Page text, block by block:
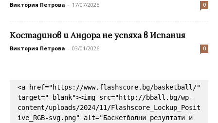
Виктория Петрова - 17/07/2025 0
Костадинов и Андора не успяха в Испания
Виктория Петрова - 03/01/2026 0
<a href="https://www.flashscore.bg/basketball/"
target="_blank"><img src="http://bball.bg/wp-
content/uploads/2024/11/Flashscore_Lockup_Posit
ive_RGB-svg.png" alt="Баскетболни резултати и